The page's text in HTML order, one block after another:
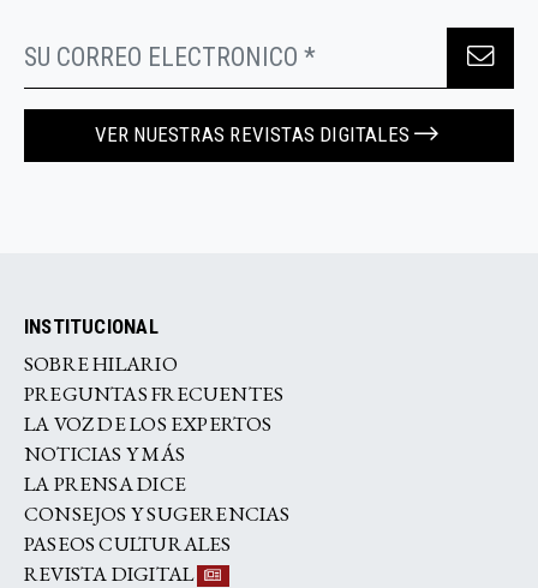
VER NUESTRAS REVISTAS DIGITALES
INSTITUCIONAL
SOBRE HILARIO
PREGUNTAS FRECUENTES
LA VOZ DE LOS EXPERTOS
NOTICIAS Y MÁS
LA PRENSA DICE
CONSEJOS Y SUGERENCIAS
PASEOS CULTURALES
REVISTA DIGITAL